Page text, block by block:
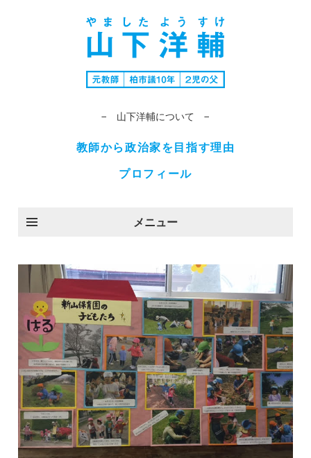
− 山下洋輔について −
教師から政治家を目指す理由
プロフィール
メニュー